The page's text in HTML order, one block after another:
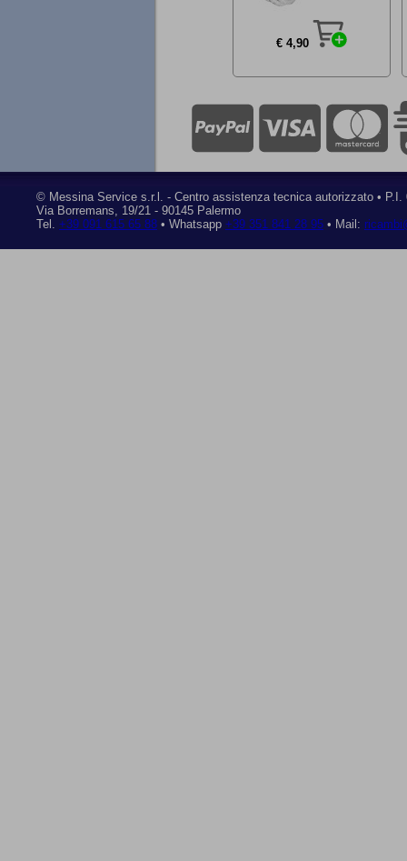
€ 4,90
© Messina Service s.r.l. - Centro assistenza tecnica autorizzato • P.I.
Via Borremans, 19/21 - 90145 Palermo
Tel. +39 091 615 65 88 • Whatsapp +39 351 841 28 95 • Mail: